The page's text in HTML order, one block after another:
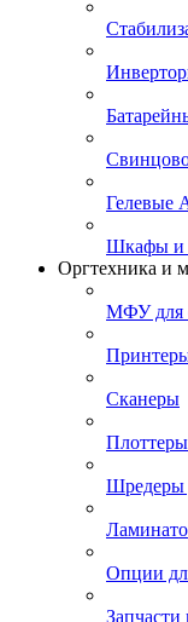
Гелевые
Шкафы и
Оргтехника и
МФУ для
Сканеры
Шредеры
Опции